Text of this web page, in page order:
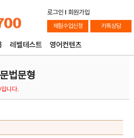
로그인 l 회원가입
체험수업신청 카톡상담
레벨테스트 영어컨텐츠
법문형
니다.